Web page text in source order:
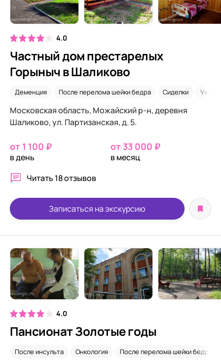
4.0
Частный дом престарелых
Горыныч в Шаликово
Деменция После перелома шейки бедра Сиделки Уход
Московская область, Можайский р-н, деревня
Шаликово, ул. Партизанская, д. 5.
от 1 100 ₽
в день
от 33 000 ₽
в месяц
Читать 18 отзывов
Записаться на экскурсию
4.0
Пансионат Золотые годы
После инсульта Онкология После перелома шейки бедра